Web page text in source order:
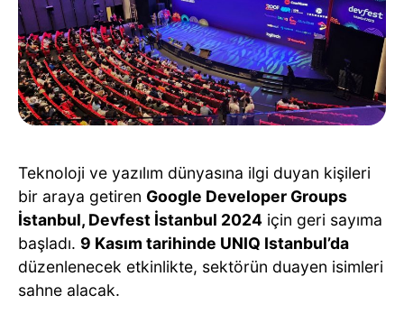
Teknoloji ve yazılım dünyasına ilgi duyan kişileri
bir araya getiren Google Developer Groups
İstanbul, Devfest İstanbul 2024 için geri sayıma
başladı. 9 Kasım tarihinde UNIQ Istanbul’da
düzenlenecek etkinlikte, sektörün duayen isimleri
sahne alacak.